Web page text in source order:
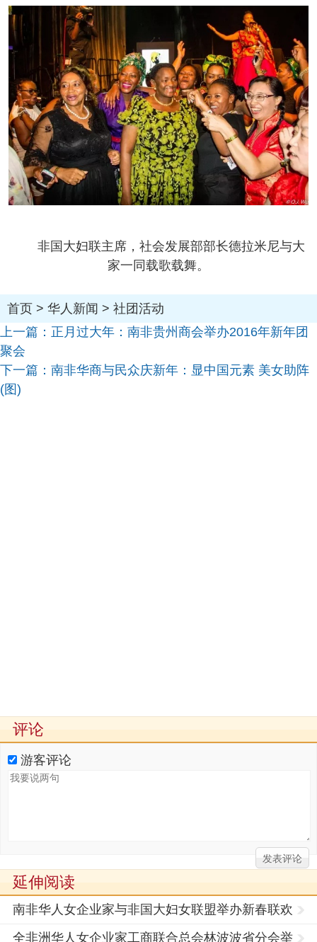
非国大妇联主席，社会发展部部长德拉米尼与大
家一同载歌载舞。
首页 > 华人新闻 > 社团活动
上一篇： 正月过大年：南非贵州商会举办2016年新年团
聚会
下一篇： 南非华商与民众庆新年：显中国元素 美女助阵
(图)
评论
游客评论
延伸阅读
南非华人女企业家与非国大妇女联盟举办新春联欢
活动
全非洲华人女企业家工商联合总会林波波省分会举